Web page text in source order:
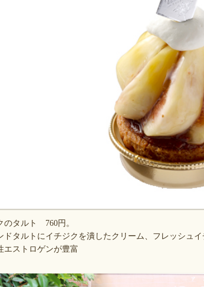
のタルト 760円。
ドタルトにイチジクを潰したクリーム、フレッシュ
エストロゲンが豊富